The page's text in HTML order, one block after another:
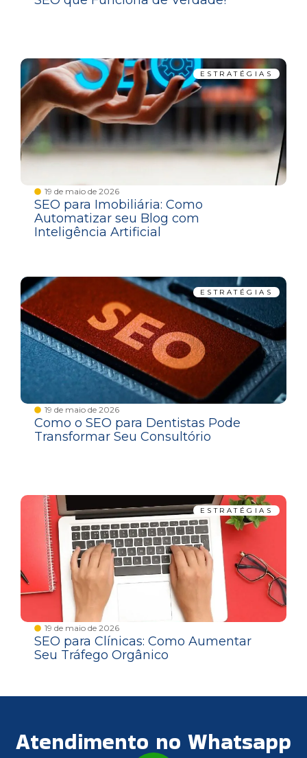
ESTRATÉGIAS
19 de maio de 2026
SEO para Imobiliária: Como
Automatizar seu Blog com
Inteligência Artificial
ESTRATÉGIAS
19 de maio de 2026
Como o SEO para Dentistas Pode
Transformar Seu Consultório
ESTRATÉGIAS
19 de maio de 2026
SEO para Clínicas: Como Aumentar
Seu Tráfego Orgânico
Atendimento no Whatsapp